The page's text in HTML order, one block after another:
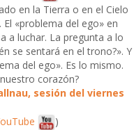
en la Tierra o en el Cielo
«problema del ego» en
a luchar. La pregunta a lo
se sentará en el trono?». Y
del ego». Es lo mismo.
corazón?
sesión del viernes
)